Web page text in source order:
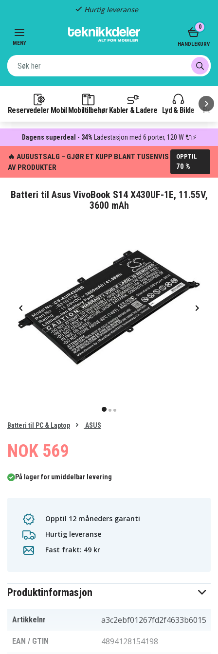
Hurtig leveranse
MENY
Reservedeler Mobil Mobiltilbehør Kabler & Ladere Lyd & Bilde
0
HANDLEKURV
Dagens superdeal - 34% Ladestasjon med 6 porter, 120 W 🔌⚡
🔥 AUGUSTSALG – GJØR ET KUPP BLANT TUSENVIS
AV PRODUKTER
OPPTIL
70 %
Batteri til Asus VivoBook S14 X430UF-1E, 11.55V,
3600 mAh
item
of
Batteri til PC & Laptop ASUS
NOK 569
På lager for umiddelbar levering
Opptil 12 måneders garanti
Hurtig leveranse
Fast frakt: 49 kr
Produktinformasjon
Artikkelnr a3c2ebf01267fd2f4633b6015
EAN / GTIN 4894128154198